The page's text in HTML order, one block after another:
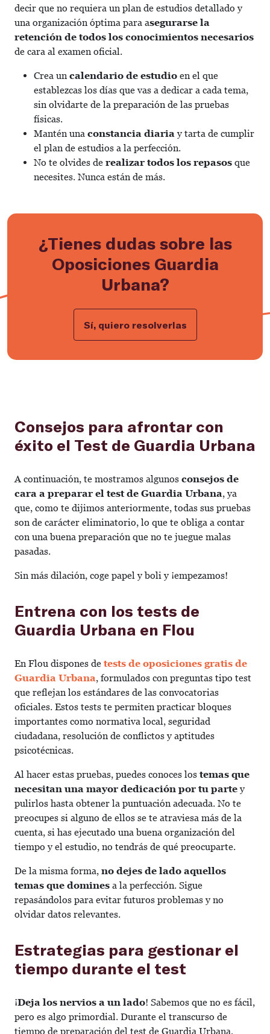
decir que no requiera un plan de estudios detallado y
una organización óptima para asegurarse la
retención de todos los conocimientos necesarios
de cara al examen oficial.
Crea un calendario de estudio en el que
establezcas los días que vas a dedicar a cada tema,
sin olvidarte de la preparación de las pruebas
físicas.
Mantén una constancia diariay tarta de cumplir
el plan de estudios a la perfección.
No te olvides de realizar todos los repasos que
necesites. Nunca están de más.
¿Tienes dudas sobre las
Oposiciones Guardia
Urbana?
Sí, quiero resolverlas
Consejos para afrontar con
éxito el Test de Guardia Urbana
A continuación, te mostramos algunos consejos de
cara a preparar el test de Guardia Urbana, ya
que, como te dijimos anteriormente, todas sus pruebas
son de carácter eliminatorio, lo que te obliga a contar
con una buena preparación que no te juegue malas
pasadas.
Sin más dilación, coge papel y boli y ¡empezamos!
Entrena con los tests de
Guardia Urbana en Flou
En Flou dispones de tests de oposiciones gratis de
Guardia Urbana, formulados con preguntas tipo test
que reflejan los estándares de las convocatorias
oficiales. Estos tests te permiten practicar bloques
importantes como normativa local, seguridad
ciudadana, resolución de conflictos y aptitudes
psicotécnicas.
Al hacer estas pruebas, puedes conoces los temas que
necesitan una mayor dedicación por tu partey
pulirlos hasta obtener la puntuación adecuada. No te
preocupes si alguno de ellos se te atraviesa más de la
cuenta, si has ejecutado una buena organización del
tiempo y el estudio, no tendrás de qué preocuparte.
De la misma forma, no dejes de lado aquellos
temas que domines a la perfección. Sigue
repasándolos para evitar futuros problemas y no
olvidar datos relevantes.
Estrategias para gestionar el
tiempo durante el test
¡Deja los nervios a un lado! Sabemos que no es fácil,
pero es algo primordial. Durante el transcurso de
tiempo de preparación del test de Guardia Urbana,